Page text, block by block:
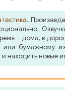
.
- дома, в
бумажному
новые